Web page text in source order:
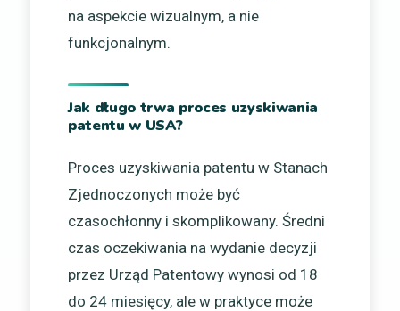
na aspekcie wizualnym, a nie
funkcjonalnym.
Jak długo trwa proces uzyskiwania
patentu w USA?
Proces uzyskiwania patentu w Stanach
Zjednoczonych może być
czasochłonny i skomplikowany. Średni
czas oczekiwania na wydanie decyzji
przez Urząd Patentowy wynosi od 18
do 24 miesięcy, ale w praktyce może